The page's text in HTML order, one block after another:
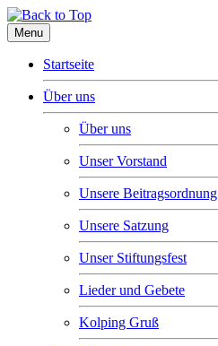
Menu
Startseite
Über uns
Über uns
Unser Vorstand
Unsere Beitragsordnung
Unsere Satzung
Unser Stiftungsfest
Lieder und Gebete
Kolping Gruß